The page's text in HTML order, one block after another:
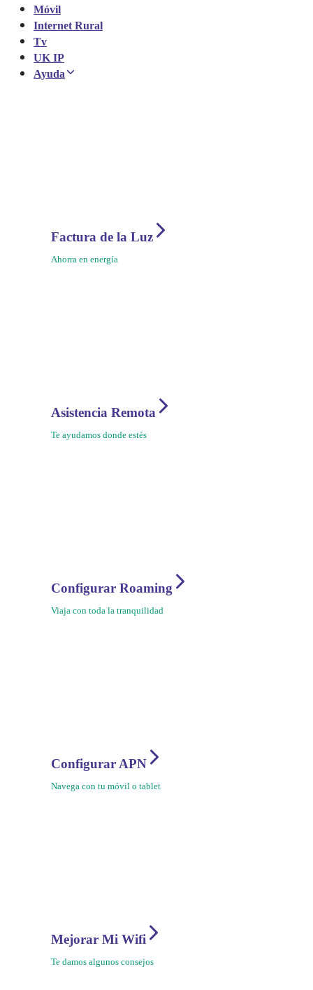
Móvil
Internet Rural
Tv
UK IP
Ayuda
Factura de la Luz
Ahorra en energía
Asistencia Remota
Te ayudamos donde estés
Configurar Roaming
Viaja con toda la tranquilidad
Configurar APN
Navega con tu móvil o tablet
Mejorar Mi Wifi
Te damos algunos consejos